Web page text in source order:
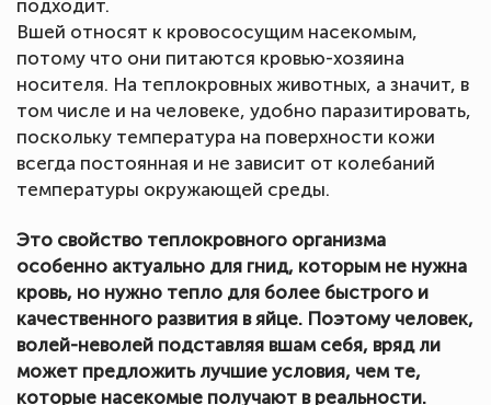
подходит.
Вшей относят к кровососущим насекомым,
потому что они питаются кровью-хозяина
носителя. На теплокровных животных, а значит, в
том числе и на человеке, удобно паразитировать,
поскольку температура на поверхности кожи
всегда постоянная и не зависит от колебаний
температуры окружающей среды.
Это свойство теплокровного организма
особенно актуально для гнид, которым не нужна
кровь, но нужно тепло для более быстрого и
качественного развития в яйце. Поэтому человек,
волей-неволей подставляя вшам себя, вряд ли
может предложить лучшие условия, чем те,
которые насекомые получают в реальности.